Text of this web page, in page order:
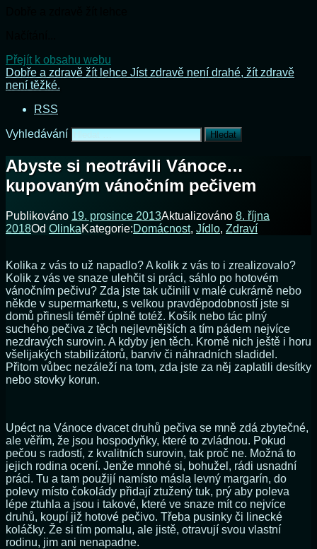
Přejít k obsahu webu
Dobře a zdravě žít lehce Jíst zdravě není drahé, žít zdravě
není těžké.
RSS
Vyhledávání
Abyste si neotrávili Vánoce…
kupovaným vánočním pečivem
Publikováno 19. prosince 2013Aktualizováno 8. října
2018Od OlinkaKategorie:Domácnost, Jídlo, Zdraví
Kolika z vás to už napadlo? A kolik z vás to i zrealizovalo?
Kolik z vás ve snaze ulehčit si práci, sáhlo po hotovém
vánočním pečivu? Zda jste tak učinili v malé cukrárně nebo
někde v supermarketu, s velkou pravděpodobností jste si
domů přinesli téměř úplně totéž. Košík nebo tác plný
suchého pečiva z těch nejlevnějších a tím pádem nejvíce
nezdravých surovin. A kdyby jen těch. Kromě nich ještě i horu
všelijakých stabilizátorů, barviv či náhradních sladidel.
Přitom vůbec nezáleží na tom, zda jste za něj zaplatili desítky
nebo stovky korun.
Upéct na Vánoce dvacet druhů pečiva se mně zdá zbytečné,
ale věřím, že jsou hospodyňky, které to zvládnou. Pokud
pečou s radostí, z kvalitních surovin, tak proč ne. Možná to
jejich rodina ocení. Jenže mnohé si, bohužel, rádi usnadní
práci. Tu a tam použijí namísto másla levný margarín, do
polevy místo čokolády přidají ztužený tuk, prý aby poleva
lépe ztuhla a jsou i takové, které ve snaze mít co nejvíce
druhů, koupí již hotové pečivo. Třeba pusinky či linecké
koláčky. Že si tím pomalu, ale jistě, otravují svou vlastní
rodinu, jim ani nenapadne.